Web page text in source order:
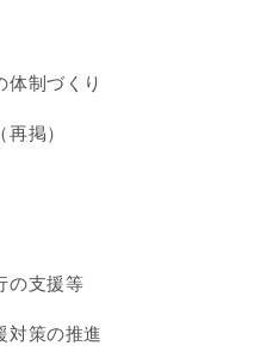
体制づくり
掲）
の支援等
対策の推進